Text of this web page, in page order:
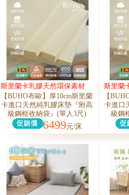
斯里蘭卡乳膠天然環保素材
【BUHO布歐】厚10cm斯里蘭
卡進口天然純乳膠床墊『附高
級鋼框收納袋』(單人3尺)
6499元/床
斯里蘭
【
卡進口
級鋼